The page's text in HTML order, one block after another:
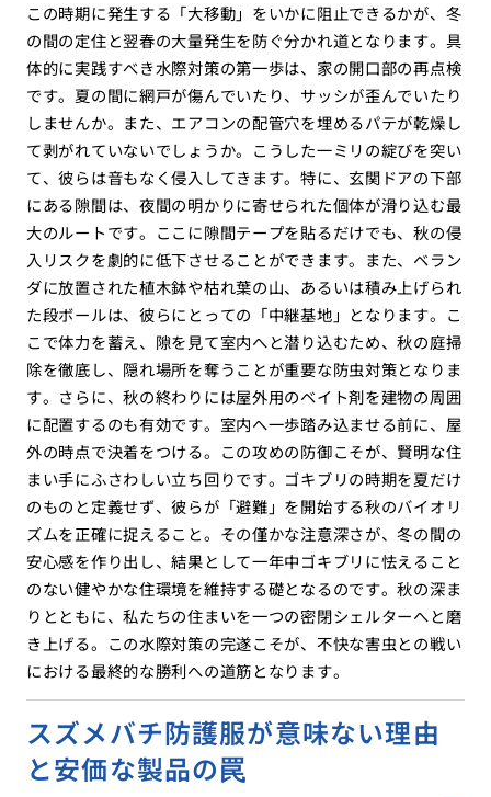
この時期に発生する「大移動」をいかに阻止できるかが、冬
の間の定住と翌春の大量発生を防ぐ分かれ道となります。具
体的に実践すべき水際対策の第一歩は、家の開口部の再点検
です。夏の間に網戸が傷んでいたり、サッシが歪んでいたり
しませんか。また、エアコンの配管穴を埋めるパテが乾燥し
て剥がれていないでしょうか。こうした一ミリの綻びを突い
て、彼らは音もなく侵入してきます。特に、玄関ドアの下部
にある隙間は、夜間の明かりに寄せられた個体が滑り込む最
大のルートです。ここに隙間テープを貼るだけでも、秋の侵
入リスクを劇的に低下させることができます。また、ベラン
ダに放置された植木鉢や枯れ葉の山、あるいは積み上げられ
た段ボールは、彼らにとっての「中継基地」となります。こ
こで体力を蓄え、隙を見て室内へと潜り込むため、秋の庭掃
除を徹底し、隠れ場所を奪うことが重要な防虫対策となりま
す。さらに、秋の終わりには屋外用のベイト剤を建物の周囲
に配置するのも有効です。室内へ一歩踏み込ませる前に、屋
外の時点で決着をつける。この攻めの防御こそが、賢明な住
まい手にふさわしい立ち回りです。ゴキブリの時期を夏だけ
のものと定義せず、彼らが「避難」を開始する秋のバイオリ
ズムを正確に捉えること。その僅かな注意深さが、冬の間の
安心感を作り出し、結果として一年中ゴキブリに怯えること
のない健やかな住環境を維持する礎となるのです。秋の深ま
りとともに、私たちの住まいを一つの密閉シェルターへと磨
き上げる。この水際対策の完遂こそが、不快な害虫との戦い
における最終的な勝利への道筋となります。
スズメバチ防護服が意味ない理由
と安価な製品の罠